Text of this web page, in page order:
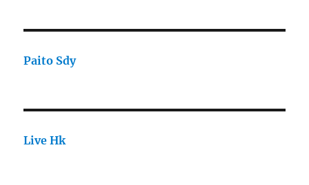
Paito Sdy
Live Hk